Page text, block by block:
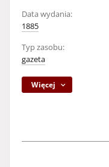
Data wydania:
1885
Typ zasobu:
gazeta
Więcej